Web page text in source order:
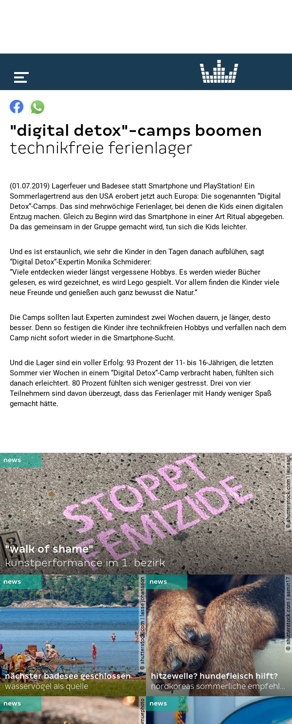
"digital detox"-camps boomen
technikfreie ferienlager
(01.07.2019) Lagerfeuer und Badesee statt Smartphone und PlayStation! Ein
Sommerlagertrend aus den USA erobert jetzt auch Europa: Die sogenannten “Digital
Detox“-Camps. Das sind mehrwöchige Ferienlager, bei denen die Kids einen digitalen
Entzug machen. Gleich zu Beginn wird das Smartphone in einer Art Ritual abgegeben.
Da das gemeinsam in der Gruppe gemacht wird, tun sich die Kids leichter.
Und es ist erstaunlich, wie sehr die Kinder in den Tagen danach aufblühen, sagt
“Digital Detox“-Expertin Monika Schmiderer:
“Viele entdecken wieder längst vergessene Hobbys. Es werden wieder Bücher
gelesen, es wird gezeichnet, es wird Lego gespielt. Vor allem finden die Kinder viele
neue Freunde und genießen auch ganz bewusst die Natur.“
Die Camps sollten laut Experten zumindest zwei Wochen dauern, je länger, desto
besser. Denn so festigen die Kinder ihre technikfreien Hobbys und verfallen nach dem
Camp nicht sofort wieder in die Smartphone-Sucht.
Und die Lager sind ein voller Erfolg: 93 Prozent der 11- bis 16-Jährigen, die letzten
Sommer vier Wochen in einem “Digital Detox“-Camp verbracht haben, fühlten sich
danach erleichtert. 80 Prozent fühlten sich weniger gestresst. Drei von vier
Teilnehmern sind davon überzeugt, dass das Ferienlager mit Handy weniger Spaß
gemacht hätte.
© shutterstock.com | lauraapl
"walk of shame"
kunstperformance im 1. bezirk
© shutterstock.com | lasse johansson
nächster badesee geschlossen
wasservögel als quelle
© shutterstock.com | asmit17
hitzewelle? hundefleisch hilft?
nordkoreas sommerliche empfehlungen